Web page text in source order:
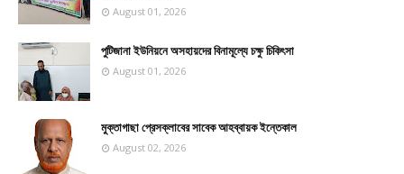
August 01, 2026
পুটিজানা ইউনিয়নে অসহায়দের বিনামূল্যে চক্ষু চিকিৎসা
August 01, 2026
মুক্তাগাছা প্রেসক্লাবের সাবেক আহব্বায়ক ইন্তেকাল
August 02, 2026